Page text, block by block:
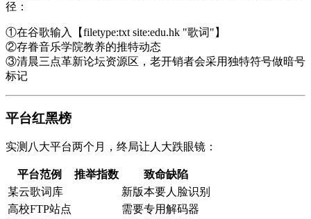
径：
①在谷歌输入【filetype:txt site:edu.hk "歌词"】
②存眷音乐学院教养的推特动态
③清晨三点革新论坛资源区，老开销者会采用独特符号做暗号
标记
平台红黑榜
实测八大平台两个月，终局让人大跌眼镜：
平台范例 推举指数
致命缺陷
某云歌词库
新版本要人脸识别
高校FTP站点
需要专用解码器